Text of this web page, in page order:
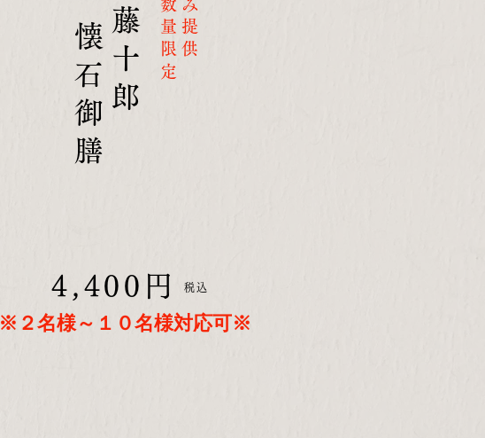
藤十郎
懐石御膳
4,400円 税込
​※２名様～１０名様対応可※